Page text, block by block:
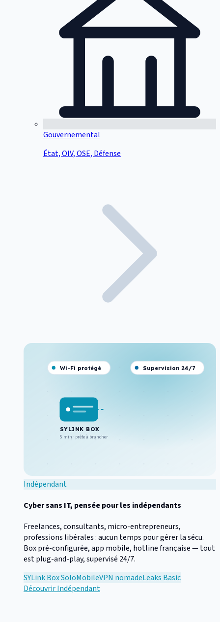
Gouvernemental
État, OIV, OSE, Défense
SYLINK BOX
5 min · prête à brancher
Wi-Fi protégé Supervision 24/7
Indépendant
Cyber sans IT, pensée pour les indépendants
Freelances, consultants, micro-entrepreneurs,
professions libérales : aucun temps pour gérer la sécu.
Box pré-configurée, app mobile, hotline française — tout
est plug-and-play, supervisé 24/7.
SYLink Box SoloMobileVPN nomadeLeaks Basic
DécouvrirIndépendant